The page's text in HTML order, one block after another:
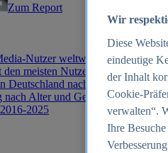
Zum Report
Nutzer weltweit 2012-2025
meisten Nutzern weltweit 2025
Deutschland nach Generationen
nach Alter und Geschlecht in
2025
Wir
Diese
eindeutige
der Inhalt
Cookie-
verwalten“.
Ihre